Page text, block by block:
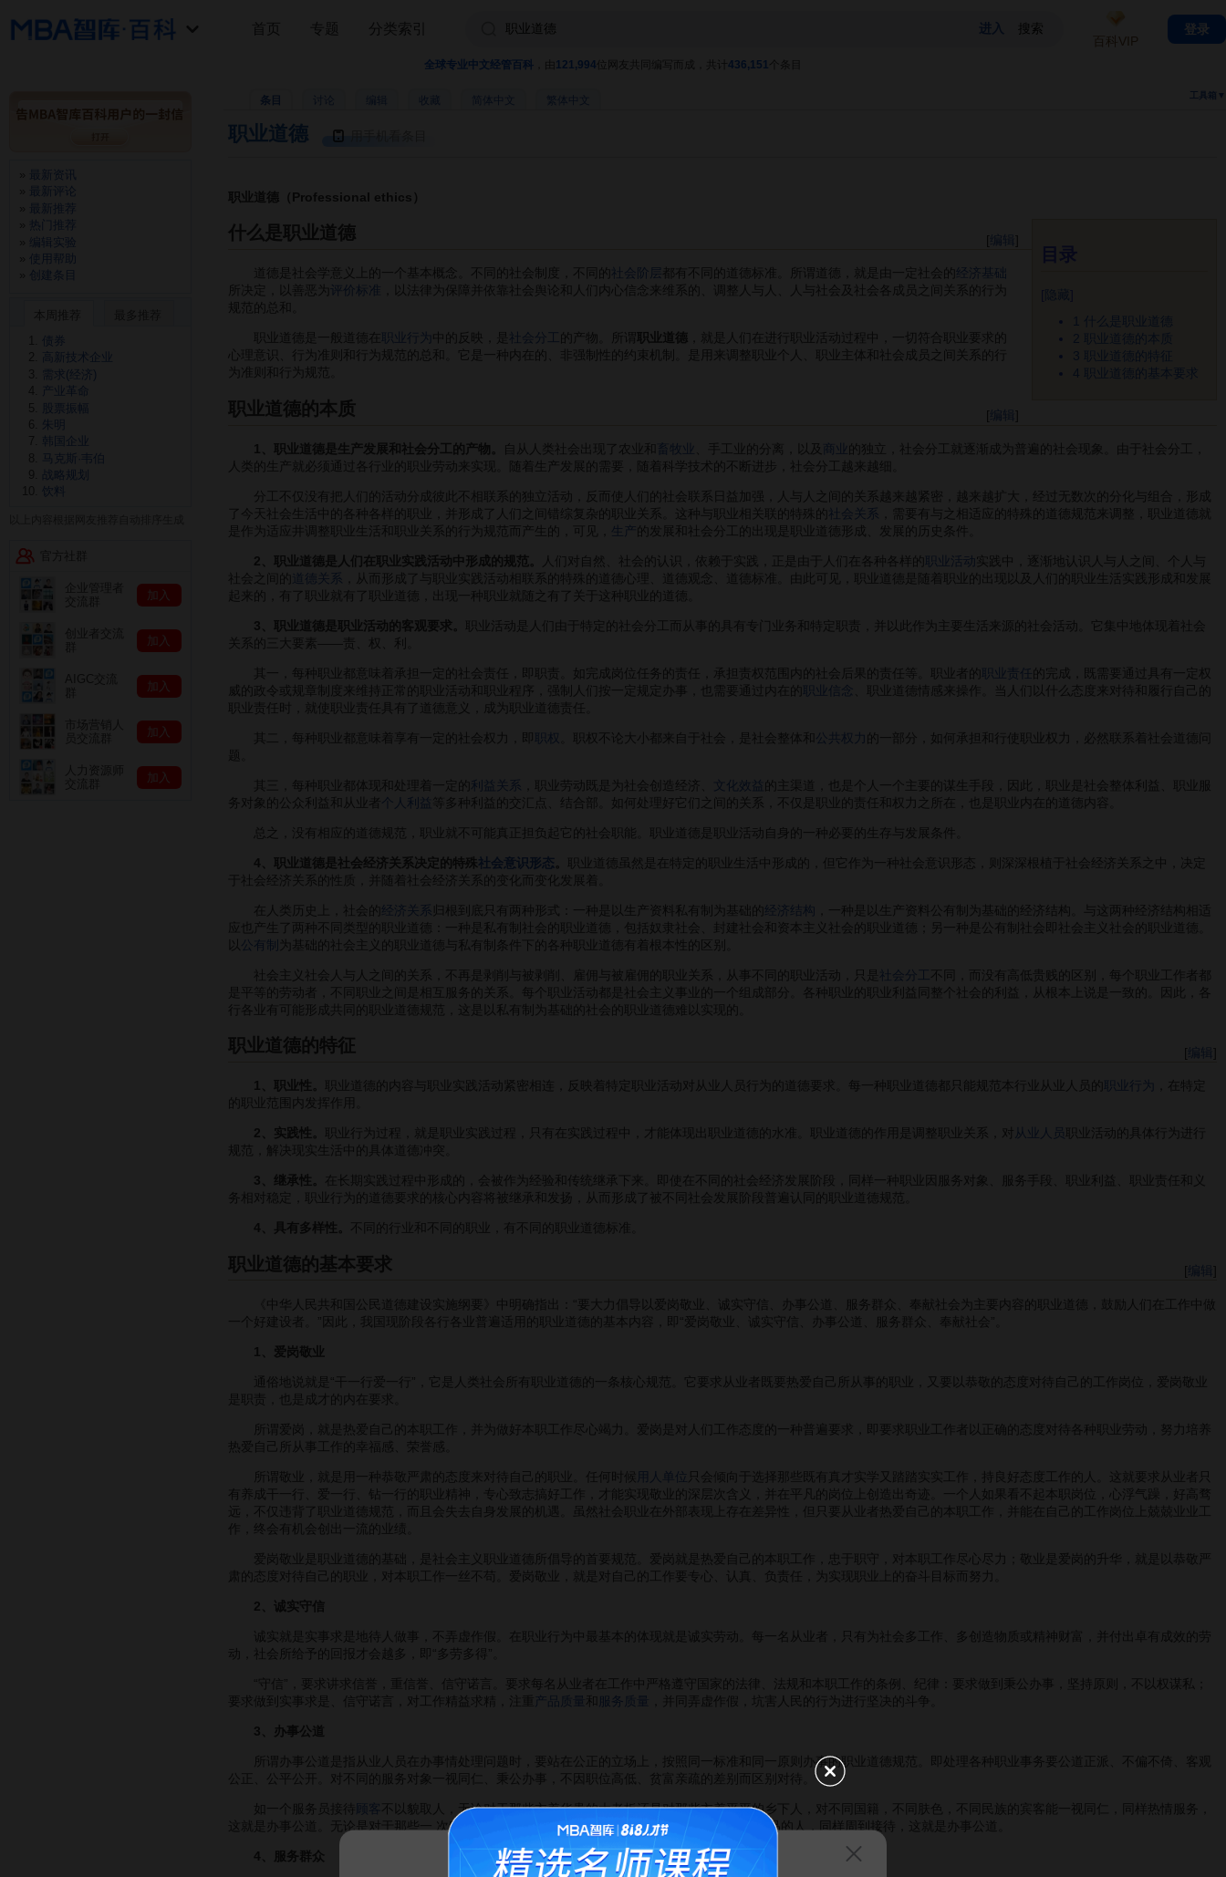
全球专业中文经管百科 121,994 位网友共同编写而成，共计 436,151 个条目
条目 收藏 工具箱▼
职业道德
职业道德（Professional ethics）
1 什么是职业道德
2
职业道德的本质
3
职业道德的特征
4
职业道德的基本要求
[编辑
什么是职业道德
道德是社会学意义上的一个基本概念。不同的社会制度，不同的 社会阶层 都有不同的道德标准。所谓道德，就是由一定社会的 经济基础
所决定，以善恶为 评价标准
，以法律为保障并依靠社会舆论和人们内心信念来维系的、调整人与人、人与社会及社会各成员之间关系的行为
规范的总和。
职业道德是一般道德在 职业行为 中的反映，是 社会分工 的产物。所谓 职业道德
，就是人们在进行职业活动过程中，一切符合职业要求的
心理意识、行为准则和行为规范的总和。它是一种内在的、非强制性的约束机制。是用来调整职业个人、职业主体和社会成员之间关系的行
为准则和行为规范。
[编辑
职业道德的本质
1、职业道德是生产发展和社会分工的产物。 自从人类社会出现了农业和 畜牧业 、手工业的分离，以及 商业的独立，社会分工就逐渐成为普遍的社会现象。由于社会分工，
人类的生产就必须通过各行业的职业劳动来实现。随着生产发展的需要，随着科学技术的不断进步，社会分工越来越细。
分工不仅没有把人们的活动分成彼此不相联系的独立活动，反而使人们的社会联系日益加强，人与人之间的关系越来越紧密，越来越扩大，经过无数次的分化与组合，形成
了今天社会生活中的各种各样的职业，并形成了人们之间错综复杂的职业关系。这种与职业相关联的特殊的 社会关系
，需要有与之相适应的特殊的道德规范来调整，职业道德就
是作为适应井调整职业生活和职业关系的行为规范而产生的，可见， 生产 的发展和社会分工的出现是职业道德形成、发展的历史条件。
2、职业道德是人们在职业实践活动中形成的规范。 人们对自然、社会的认识，依赖于实践，正是由于人们在各种各样的 职业活动 实践中，逐渐地认识人与人之间、个人与
社会之间的
道德关系
，从而形成了与职业实践活动相联系的特殊的道德心理、道德观念、道德标准。由此可见，职业道德是随着职业的出现以及人们的职业生活实践形成和发展
起来的，有了职业就有了职业道德，出现一种职业就随之有了关于这种职业的道德。
3、职业道德是职业活动的客观要求。
职业活动是人们由于特定的社会分工而从事的具有专门业务和特定职责，并以此作为主要生活来源的社会活动。它集中地体现着社会
关系的三大要素——责、权、利。
其一，每种职业都意味着承担一定的社会责任，即职责。如完成岗位任务的责任，承担责权范围内的社会后果的责任等。职业者的 职业责任 的完成，既需要通过具有一定权
威的政令或规章制度来维持正常的职业活动和职业程序，强制人们按一定规定办事，也需要通过内在的
职业信念
、职业道德情感来操作。当人们以什么态度来对待和履行自己的
职业责任时，就使职业责任具有了道德意义，成为职业道德责任。
其二，每种职业都意味着享有一定的社会权力，即 职权 。职权不论大小都来自于社会，是社会整体和 公共权力的一部分，如何承担和行使职业权力，必然联系着社会道德问
其三，每种职业都体现和处理着一定的 利益关系 ，职业劳动既是为社会创造经济、 文化效益 的主渠道，也是个人一个主要的谋生手段，因此，职业是社会整体利益、职业服
务对象的公众利益和从业者 个人利益 等多种利益的交汇点、结合部。如何处理好它们之间的关系，不仅是职业的责任和权力之所在，也是职业内在的道德内容。
总之，没有相应的道德规范，职业就不可能真正担负起它的社会职能。职业道德是职业活动自身的一种必要的生存与发展条件。
4、职业道德是社会经济关系决定的特殊社会意识形态。
职业道德虽然是在特定的职业生活中形成的，但它作为一种社会意识形态，则深深根植于社会经济关系之中，决定
于社会经济关系的性质，并随着社会经济关系的变化而变化发展着。
在人类历史上，社会的 经济关系 归根到底只有两种形式：一种是以生产资料私有制为基础的 经济结构 ，一种是以生产资料公有制为基础的经济结构。与这两种经济结构相适
应也产生了两种不同类型的职业道德：一种是私有制社会的职业道德，包括奴隶社会、封建社会和资本主义社会的职业道德；另一种是公有制社会即社会主义社会的职业道德。
公有制 为基础的社会主义的职业道德与私有制条件下的各种职业道德有着根本性的区别。
社会主义社会人与人之间的关系，不再是剥削与被剥削、雇佣与被雇佣的职业关系，从事不同的职业活动，只是 社会分工
不同，而没有高低贵贱的区别，每个职业工作者都
是平等的劳动者，不同职业之间是相互服务的关系。每个职业活动都是社会主义事业的一个组成部分。各种职业的职业利益同整个社会的利益，从根本上说是一致的。因此，各
行各业有可能形成共同的职业道德规范，这是以私有制为基础的社会的职业道德难以实现的。
[编辑
职业道德的特征
1、职业性。 职业道德的内容与职业实践活动紧密相连，反映着特定职业活动对从业人员行为的道德要求。每一种职业道德都只能规范本行业从业人员的 职业行为
，在特定
的职业范围内发挥作用。
2、实践性。 职业行为过程，就是职业实践过程，只有在实践过程中，才能体现出职业道德的水准。职业道德的作用是调整职业关系，对 从业人员
职业活动的具体行为进行
规范，解决现实生活中的具体道德冲突。
3、继承性。
在长期实践过程中形成的，会被作为经验和传统继承下来。即使在不同的社会经济发展阶段，同样一种职业因服务对象、服务手段、职业利益、职业责任和义
务相对稳定，职业行为的道德要求的核心内容将被继承和发扬，从而形成了被不同社会发展阶段普遍认同的职业道德规范。
4、具有多样性。 不同的行业和不同的职业，有不同的职业道德标准。
[编辑
职业道德的基本要求
《中华人民共和国公民道德建设实施纲要》中明确指出：“要大力倡导以爱岗敬业、诚实守信、办事公道、服务群众、奉献社会为主要内容的职业道德，鼓励人们在工作中做
一个好建设者。”因此，我国现阶段各行各业普遍适用的职业道德的基本内容，即“爱岗敬业、诚实守信、办事公道、服务群众、奉献社会”。
1、爱岗敬业
通俗地说就是“干一行爱一行”，它是人类社会所有职业道德的一条核心规范。它要求从业者既要热爱自己所从事的职业，又要以恭敬的态度对待自己的工作岗位，爱岗敬业
是职责，也是成才的内在要求。
所谓爱岗，就是热爱自己的本职工作，并为做好本职工作尽心竭力。爱岗是对人们工作态度的一种普遍要求，即要求职业工作者以正确的态度对待各种职业劳动，努力培养
热爱自己所从事工作的幸福感、荣誉感。
所谓敬业，就是用一种恭敬严肃的态度来对待自己的职业。任何时候 用人单位
只会倾向于选择那些既有真才实学又踏踏实实工作，持良好态度工作的人。这就要求从业者只
有养成干一行、爱一行、钻一行的职业精神，专心致志搞好工作，才能实现敬业的深层次含义，并在平凡的岗位上创造出奇迹。一个人如果看不起本职岗位，心浮气躁，好高骛
远，不仅违背了职业道德规范，而且会失去自身发展的机遇。虽然社会职业在外部表现上存在差异性，但只要从业者热爱自己的本职工作，并能在自己的工作岗位上兢兢业业工
作，终会有机会创出一流的业绩。
爱岗敬业是职业道德的基础，是社会主义职业道德所倡导的首要规范。爱岗就是热爱自己的本职工作，忠于职守，对本职工作尽心尽力；敬业是爱岗的升华，就是以恭敬严
肃的态度对待自己的职业，对本职工作一丝不苟。爱岗敬业，就是对自己的工作要专心、认真、负责任，为实现职业上的奋斗目标而努力。
2、诚实守信
诚实就是实事求是地待人做事，不弄虚作假。在职业行为中最基本的体现就是诚实劳动。每一名从业者，只有为社会多工作、多创造物质或精神财富，并付出卓有成效的劳
动，社会所给予的回报才会越多，即“多劳多得”。
“守信”，要求讲求信誉，重信誉、信守诺言。要求每名从业者在工作中严格遵守国家的法律、法规和本职工作的条例、纪律：要求做到秉公办事，坚持原则，不以权谋私；
要求做到实事求是、信守诺言，对工作精益求精，注重
产品质量 和 服务质量 ，并同弄虚作假，坑害人民的行为进行坚决的斗争。
3、办事公道
所谓办事公道是指从业人员在办事情处理问题时，要站在公正的立场上，按照同一标准和同一原则办事的职业道德规范。即处理各种职业事务要公道正派、不偏不倚、客观
公正、公平公开。对不同的服务对象一视同仁、秉公办事，不因职位高低、贫富亲疏的差别而区别对待。
如一个服务员接待 顾客 不以貌取人，无论对于那些衣着华贵的大老板还是对那些衣着平平的乡下人，对不同国籍，不同肤色，不同民族的宾客能一视同仁，同样热情服务，
这就是办事公道。无论是对于那些一 次购买上万元商品的大主顾，还是对于一次只买几元钱小商品的人，同样周到接待，这就是办事公道。
4、服务群众
首页 专题 分类索引
百科VIP
登录
最新资讯
最新评论
最新推荐
热门推荐
编辑实验
使用帮助
创建条目
债券
高新技术企业
需求(经济)
产业革命
股票振幅
朱明
韩国企业
马克斯·韦伯
战略规划
饮料
加入
加入
加入
加入
加入
告MBA智库百科用户的一封信